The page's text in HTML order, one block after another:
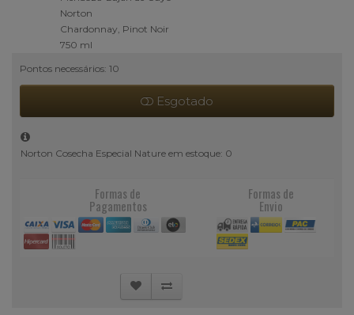
Norton
Chardonnay, Pinot Noir
750 ml
Pontos necessários: 10
Esgotado
Norton Cosecha Especial Nature em estoque: 0
Formas de
Pagamentos
Formas de
Envio